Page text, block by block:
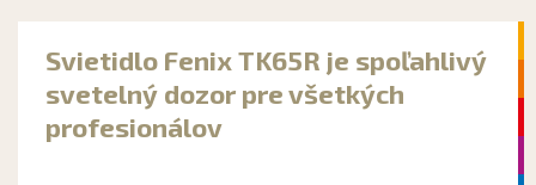
Svietidlo Fenix TK65R je spoľahlivý
svetelný dozor pre všetkých
profesionálov